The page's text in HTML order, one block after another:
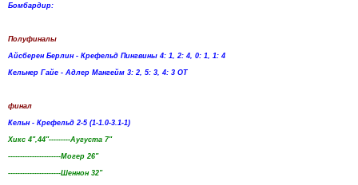
Бомбардир:
Полуфиналы
Айсберен Берлин - Крефельд Пингвины 4: 1, 2: 4, 0: 1, 1: 4
Кельнер Гайе - Адлер Мангейм 3: 2, 5: 3, 4: 3 ОТ
финал
Кельн - Крефельд 2-5 (1-1.0-3.1-1)
Хикс 4",44"---------Аугуста 7"
----------------------Могер 26"
----------------------Шеннон 32"